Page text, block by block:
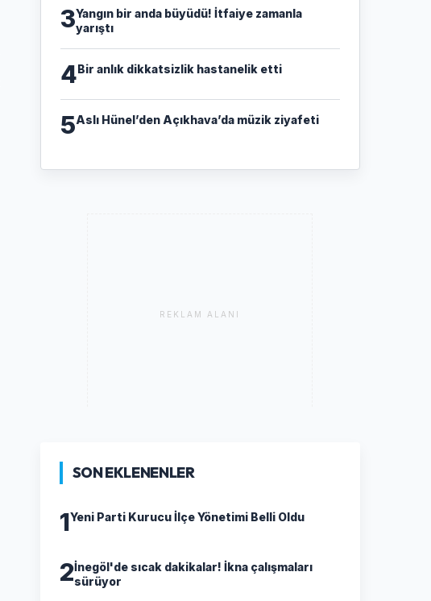
3Yangın bir anda büyüdü! İtfaiye zamanla
yarıştı
4Bir anlık dikkatsizlik hastanelik etti
5Aslı Hünel’den Açıkhava’da müzik ziyafeti
REKLAM ALANI
SON EKLENENLER
1Yeni Parti Kurucu İlçe Yönetimi Belli Oldu
2İnegöl'de sıcak dakikalar! İkna çalışmaları
sürüyor